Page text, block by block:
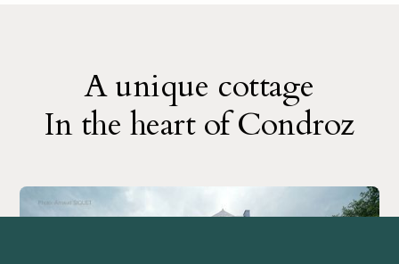
A unique cottage
In the heart of Condroz